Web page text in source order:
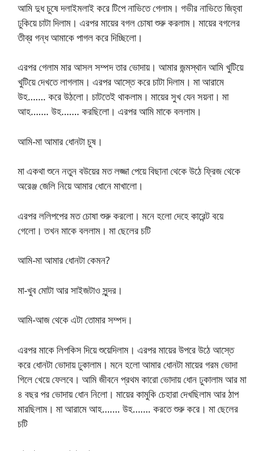
আমি দুধ চুষে দলাইমলাই করে টিপে নাভিতে গেলাম। গভীর নাভিতে জিহ্বা
ঢুকিয়ে চাটা দিলাম। এরপর মায়ের বগল চোষা শুরু করলাম। মায়ের বগলের
তীব্র গন্ধ আমাকে পাগল করে দিচ্ছিলো।
এরপর গেলাম মার আসল সম্পদ তার ভোদায়। আমার জন্মস্থান আমি খুটিয়ে
খুটিয়ে দেখতে লাগলাম। এরপর আস্তে করে চাটা দিলাম। মা আরামে
উহ……. করে উঠলো। চাটতেই থাকলাম। মায়ের সুখ যেন সয়না। মা
আহ……. উহ……. করছিলো। এরপর আমি মাকে বললাম।
আমি-মা আমার ধোনটা চুষ।
মা একথা শুনে নতুন বউয়ের মত লজ্জা পেয়ে বিছানা থেকে উঠে ফ্রিজ থেকে
অরেঞ্জ জেলি নিয়ে আমার ধোনে মাখালো।
এরপর ললিপপের মত চোষা শুরু করলো। মনে হলো দেহে কারেন্ট বয়ে
গেলো। তখন মাকে বললাম। মা ছেলের চটি
আমি-মা আমার ধোনটা কেমন?
মা-খুব মোটা আর সাইজটাও সুন্দর।
আমি-আজ থেকে এটা তোমার সম্পদ।
এরপর মাকে লিপকিস দিয়ে শুয়েদিলাম। এরপর মায়ের উপরে উঠে আস্তে
করে ধোনটা ভোদায় ঢুকালাম। মনে হলো আমার ধোনটা মায়ের গরম ভোদা
গিলে খেয়ে ফেলবে। আমি জীবনে প্রথম কারো ভোদায় ধোন ঢুকালাম আর মা
৪ বছর পর ভোদায় ধোন নিলো। মায়ের কামুকি চেহারা দেখছিলাম আর ঠাপ
মারছিলাম। মা আরামে আহ……. উহ……. করতে শুরু করে। মা ছেলের
চটি